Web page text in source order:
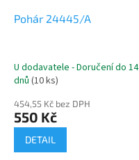
Pohár 24445/A
U dodavatele - Doručení do 14
dnů (10 ks)
454,55 Kč bez DPH
550 Kč
DETAIL